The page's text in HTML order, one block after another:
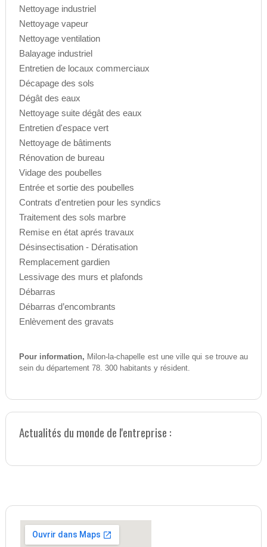
Nettoyage industriel
Nettoyage vapeur
Nettoyage ventilation
Balayage industriel
Entretien de locaux commerciaux
Décapage des sols
Dégât des eaux
Nettoyage suite dégât des eaux
Entretien d'espace vert
Nettoyage de bâtiments
Rénovation de bureau
Vidage des poubelles
Entrée et sortie des poubelles
Contrats d'entretien pour les syndics
Traitement des sols marbre
Remise en état aprés travaux
Désinsectisation - Dératisation
Remplacement gardien
Lessivage des murs et plafonds
Débarras
Débarras d’encombrants
Enlèvement des gravats
Pour information, Milon-la-chapelle est une ville qui se trouve au
sein du département 78. 300 habitants y résident.
Actualités du monde de l'entreprise :